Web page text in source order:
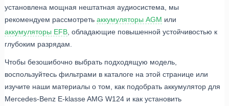
установлена мощная нештатная аудиосистема, мы
рекомендуем рассмотреть аккумуляторы AGM или
аккумуляторы EFB , обладающие повышенной устойчивостью к
глубоким разрядам.
Чтобы безошибочно выбрать подходящую модель,
воспользуйтесь фильтрами в каталоге на этой странице или
изучите наши материалы о том, как подобрать аккумулятор для
Mercedes-Benz E-klasse AMG W124 и как установить